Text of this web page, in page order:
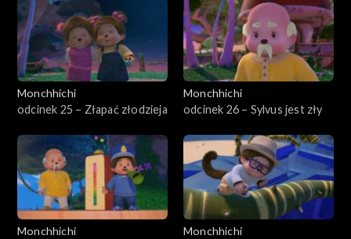
Monchhichi
odcinek 25 – Złapać złodzieja
Monchhichi
odcinek 26 – Sylvus jest zły
Monchhichi
Monchhichi